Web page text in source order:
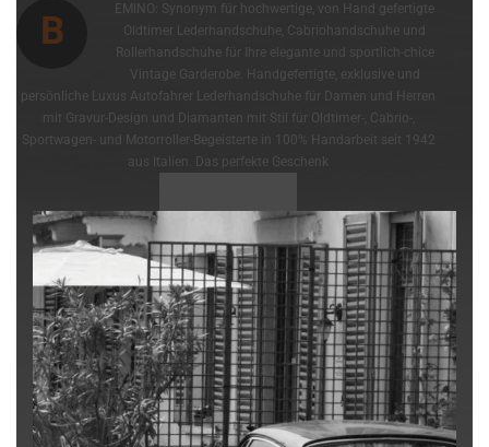
B
EMINO: Synonym für hochwertige, von Hand gefertigte
Oldtimer Lederhandschuhe, Cabriohandschuhe und
Rollerhandschuhe für Ihre elegante und sportlich-chice
Vintage Garderobe. Handgefertigte, exklusive und
persönliche Luxus Autofahrer Lederhandschuhe für Damen und Herren
mit Gravur-Design und Diamanten mit Stil für Oldtimer-, Cabrio-,
Sportwagen- und Motorroller-Begeisterte in 100% Handarbeit seit 1942
aus Italien. Das perfekte Geschenk